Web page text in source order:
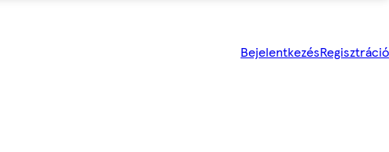
BejelentkezésRegisztráció